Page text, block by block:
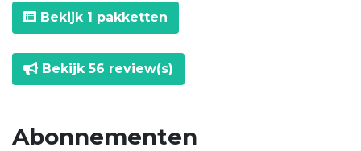
Bekijk 1 pakketten
Bekijk 56 review(s)
Abonnementen